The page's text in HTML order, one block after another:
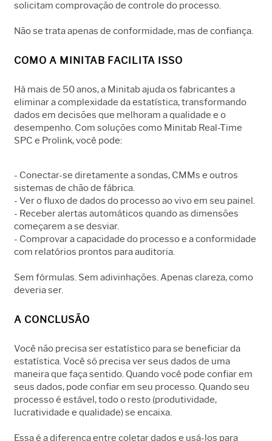
solicitam comprovação de controle do processo.
Não se trata apenas de conformidade, mas de confiança.
COMO A MINITAB FACILITA ISSO
Há mais de 50 anos, a Minitab ajuda os fabricantes a
eliminar a complexidade da estatística, transformando
dados em decisões que melhoram a qualidade e o
desempenho. Com soluções como Minitab Real-Time
SPC e Prolink, você pode:
- Conectar-se diretamente a sondas, CMMs e outros
sistemas de chão de fábrica.
- Ver o fluxo de dados do processo ao vivo em seu painel.
- Receber alertas automáticos quando as dimensões
começarem a se desviar.
- Comprovar a capacidade do processo e a conformidade
com relatórios prontos para auditoria.
Sem fórmulas. Sem adivinhações. Apenas clareza, como
deveria ser.
A CONCLUSÃO
Você não precisa ser estatístico para se beneficiar da
estatística. Você só precisa ver seus dados de uma
maneira que faça sentido. Quando você pode confiar em
seus dados, pode confiar em seu processo. Quando seu
processo é estável, todo o resto (produtividade,
lucratividade e qualidade) se encaixa.
Essa é a diferença entre coletar dados e usá-los para